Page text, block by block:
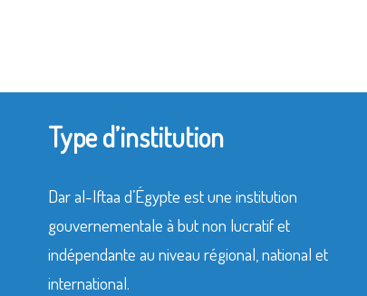
Type d’institution
Dar al-Iftaa d’Égypte est une institution
gouvernementale à but non lucratif et
indépendante au niveau régional, national et
international.